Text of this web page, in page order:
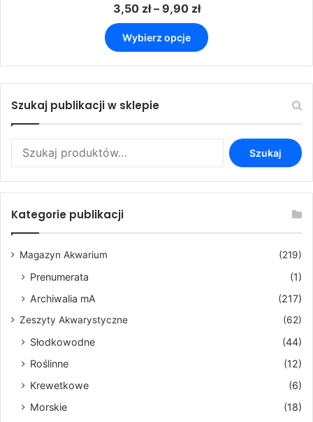
3,50 zł – 9,90 złZakres
cen:
od
3,50 zł
do
9,90 zł
Wybierz opcje
produkt
stronie
Szukaj publikacji w sklepie
Szukaj
Kategorie publikacji
Magazyn Akwarium (219)
Prenumerata
(1)
Archiwalia mA
(217)
Zeszyty Akwarystyczne (62)
Słodkowodne
(44)
Roślinne
(12)
Krewetkowe
(6)
Morskie
(18)